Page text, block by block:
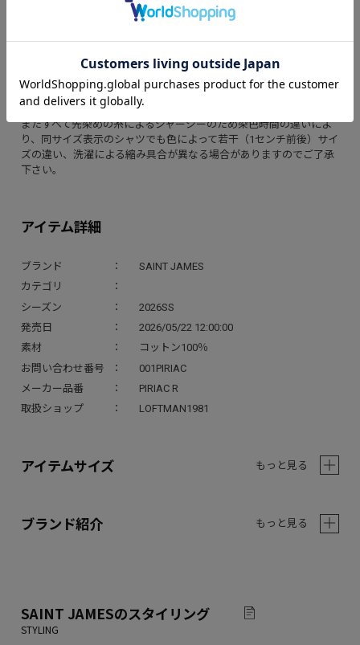
アイテム詳細
ブランド
SAINT JAMES
カテゴリ
シーズン
2026SS
発売日
2026/05/22 12:00:00
素材
コットン100％
お問い合わせ番号
001PIRIAC
メーカー品番
PIRIAC R
取扱ショップ
LOFTMAN1981
ウェッソンと同じくコットン100％ですが、さらりとした薄手の素
※サイズ7のみ値段が税込￥11,000になります。
※100%コットン
※洗濯回数や経年数にもよりますが、着丈・袖丈ともに縦に2セン
チ前後縮みます。
またすべて先染めの糸によるジャージーのため染色時間の違いによ
り、同サイズ表示のシャツでも色によって若干（1センチ前後）サイ
ズの違い、洗濯による縮み具合が異なる場合がありますのでご了承
下さい。
アイテムサイズ もっと見る
ブランド紹介 もっと見る
SAINT JAMESのスタイリング